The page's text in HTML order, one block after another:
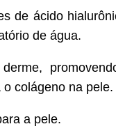
de ácido
de água.
colágeno na pele.
a pele.